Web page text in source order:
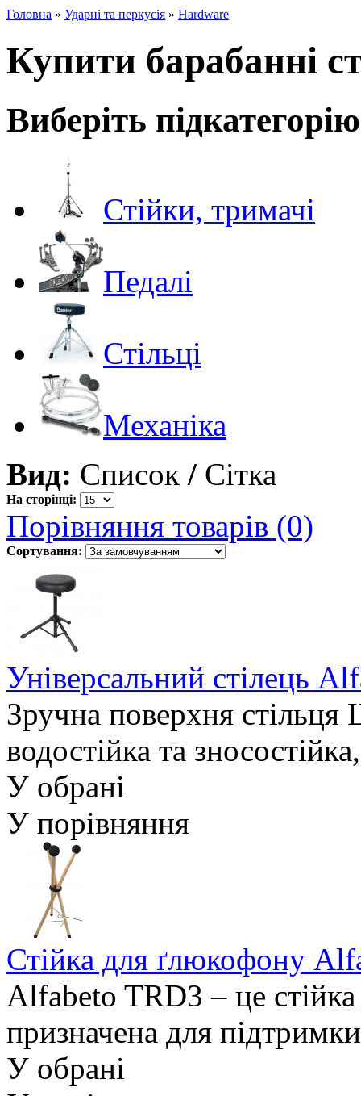
Головна » Ударні та перкусія » Hardware
Купити барабанні
Виберіть підкатегорію
Стійки, тримачі
Педалі
Стільці
Механіка
Вид: Список / Сітка
На сторінці:
Порівняння товарів (0)
Сортування:
Універсальний стілець
Зручна поверхня стільця
водостійка та
У обрані
У порівняння
Стійка для ґлюкофону
Alfabeto TRD3 – це
призначена для
У обрані